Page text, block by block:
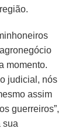
momento.
judicial, nós
assim
guerreiros”,
sua